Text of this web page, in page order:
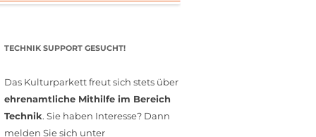
TECHNIK SUPPORT GESUCHT!
Das Kulturparkett freut sich stets über
ehrenamtliche Mithilfe im Bereich
Technik. Sie haben Interesse? Dann
melden Sie sich unter